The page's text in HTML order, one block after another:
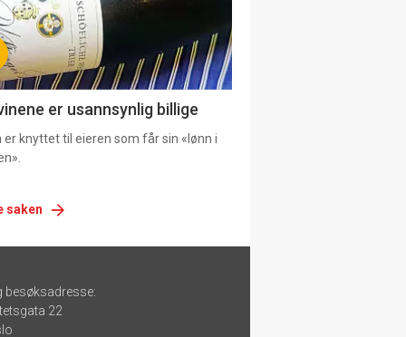
er usannsynlig billige
er knyttet til eieren som får sin «lønn i
saken
besøksadresse:
22